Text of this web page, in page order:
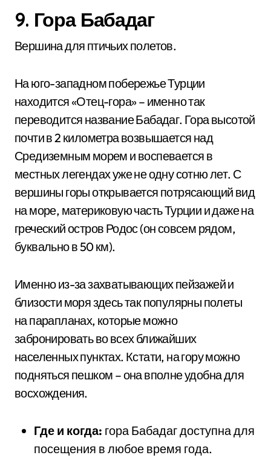
9. Гора Бабадаг
Вершина для птичьих полетов.
На юго-западном побережье Турции
находится «Отец-гора» – именно так
переводится название Бабадаг. Гора высотой
почти в 2 километра возвышается над
Средиземным морем и воспевается в
местных легендах уже не одну сотню лет. С
вершины горы открывается потрясающий вид
на море, материковую часть Турции и даже на
греческий остров Родос (он совсем рядом,
буквально в 50 км).
Именно из-за захватывающих пейзажей и
близости моря здесь так популярны полеты
на парапланах, которые можно
забронировать во всех ближайших
населенных пунктах. Кстати, на гору можно
подняться пешком – она вполне удобна для
восхождения.
Где и когда: гора Бабадаг доступна для
посещения в любое время года.